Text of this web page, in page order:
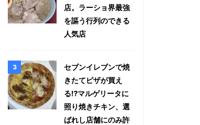
店。ラーショ界最強
を謳う行列のできる
人気店
セブンイレブンで焼
きたてピザが買え
る!?マルゲリータに
照り焼きチキン、選
ばれし店舗にのみ許